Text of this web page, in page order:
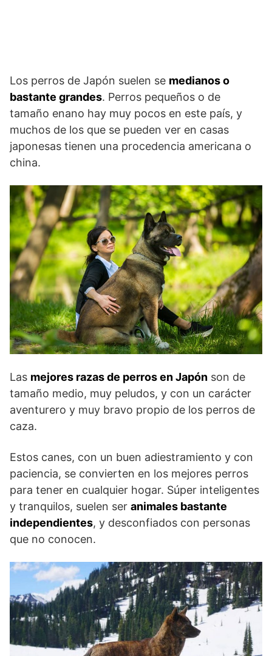
Los perros de Japón suelen se medianos o
bastante grandes. Perros pequeños o de
tamaño enano hay muy pocos en este país, y
muchos de los que se pueden ver en casas
japonesas tienen una procedencia americana o
china.
Las mejores razas de perros en Japón son de
tamaño medio, muy peludos, y con un carácter
aventurero y muy bravo propio de los perros de
caza.
Estos canes, con un buen adiestramiento y con
paciencia, se convierten en los mejores perros
para tener en cualquier hogar. Súper inteligentes
y tranquilos, suelen ser animales bastante
independientes, y desconfiados con personas
que no conocen.